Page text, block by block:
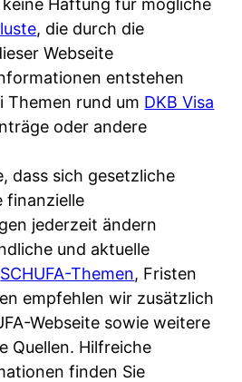
, die durch die
Webseite
entstehen
Themen rund um DKB Visa
oder andere
dass sich gesetzliche
finanzielle
jederzeit ändern
und aktuelle
SCHUFA-Themen, Fristen
empfehlen wir zusätzlich
Webseite sowie weitere
Quellen. Hilfreiche
finden Sie